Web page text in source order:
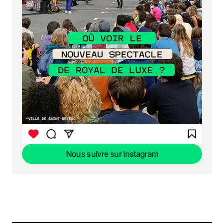
Nous suivre sur Instagram